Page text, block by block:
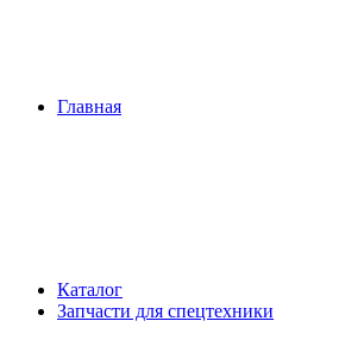
Главная
Каталог
Запчасти для спецтехники